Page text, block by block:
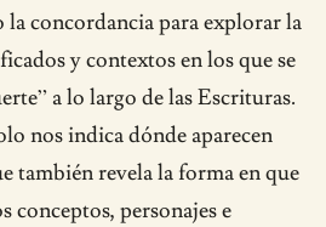
concordancia para explorar la
y contextos en los que se
a lo largo de las Escrituras.
nos indica dónde aparecen
también revela la forma en que
conceptos, personajes e